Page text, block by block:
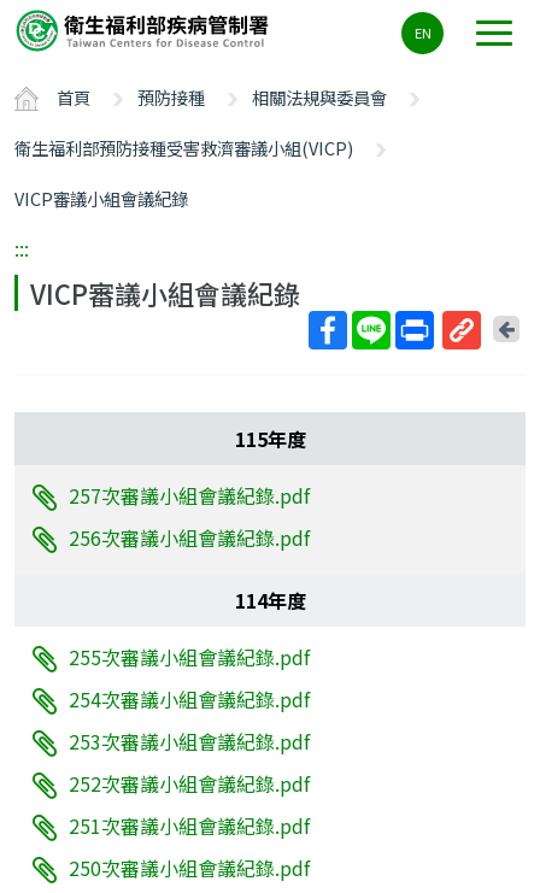
要
容
ALT+C
EN
首頁 預防接種
相關法規與委員會
衛生福利部預防接種受害救濟審議小組(VICP)
VICP審議小組會議紀錄
:::
VICP審議小組會議紀錄
短
回
頁
115年度
257次審議小組會議紀錄.pdf
256次審議小組會議紀錄.pdf
114年度
255次審議小組會議紀錄.pdf
254次審議小組會議紀錄.pdf
253次審議小組會議紀錄.pdf
252次審議小組會議紀錄.pdf
251次審議小組會議紀錄.pdf
250次審議小組會議紀錄.pdf